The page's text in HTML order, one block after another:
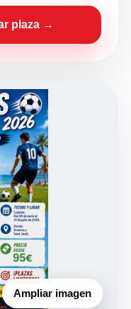
plaza →
Ampliar imagen